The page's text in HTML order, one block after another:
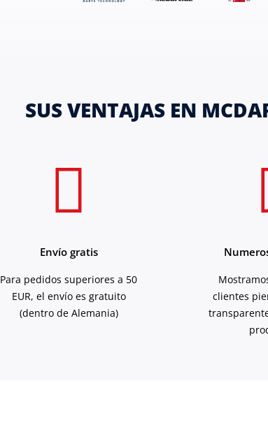
SUS VENTAJAS EN
Envío gratis
Para pedidos superiores a 50
EUR, el envío es gratuito
(dentro de Alemania)
clientes